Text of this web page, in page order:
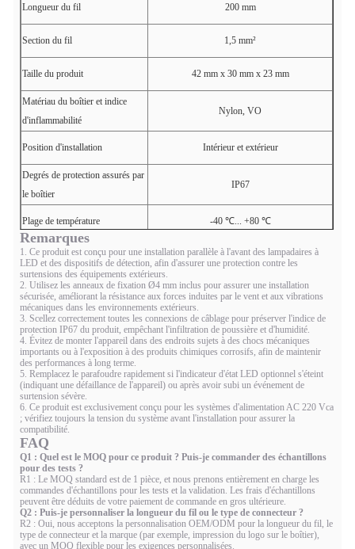
Longueur du fil 200 mm
Section du fil 1,5 mm²
Taille du produit 42 mm x 30 mm x 23 mm
Matériau du boîtier et indice
d'inflammabilité
Nylon, VO
Position d'installation Intérieur et extérieur
Degrés de protection assurés par
le boîtier
IP67
Plage de température -40 ℃... +80 ℃
Plage d'humidité Humidité relative ≤ 95 % (max 40 ℃)
Remarques
1. Ce produit est conçu pour une installation parallèle à l'avant des lampadaires à
LED et des dispositifs de détection, afin d'assurer une protection contre les
surtensions des équipements extérieurs.
2. Utilisez les anneaux de fixation Ø4 mm inclus pour assurer une installation
sécurisée, améliorant la résistance aux forces induites par le vent et aux vibrations
mécaniques dans les environnements extérieurs.
3. Scellez correctement toutes les connexions de câblage pour préserver l'indice de
protection IP67 du produit, empêchant l'infiltration de poussière et d'humidité.
4. Évitez de monter l'appareil dans des endroits sujets à des chocs mécaniques
importants ou à l'exposition à des produits chimiques corrosifs, afin de maintenir
des performances à long terme.
5. Remplacez le parafoudre rapidement si l'indicateur d'état LED optionnel s'éteint
(indiquant une défaillance de l'appareil) ou après avoir subi un événement de
surtension sévère.
6. Ce produit est exclusivement conçu pour les systèmes d'alimentation AC 220 Vca
; vérifiez toujours la tension du système avant l'installation pour assurer la
compatibilité.
FAQ
Q1 : Quel est le MOQ pour ce produit ? Puis-je commander des échantillons
pour des tests ?
R1 : Le MOQ standard est de 1 pièce, et nous prenons entièrement en charge les
commandes d'échantillons pour les tests et la validation. Les frais d'échantillons
peuvent être déduits de votre paiement de commande en gros ultérieure.
Q2 : Puis-je personnaliser la longueur du fil ou le type de connecteur ?
R2 : Oui, nous acceptons la personnalisation OEM/ODM pour la longueur du fil, le
type de connecteur et la marque (par exemple, impression du logo sur le boîtier),
avec un MOQ flexible pour les exigences personnalisées.